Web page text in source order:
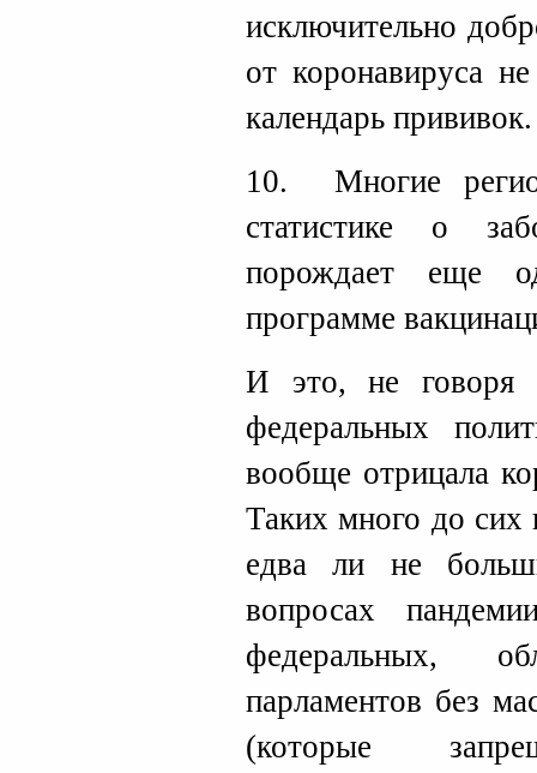
исключительно
от коронавируса
календарь прививок.
10. Многие
статистике о
порождает еще
программе
И это, не говоря
федеральных
вообще отрицала
Таких много до
едва ли не
вопросах
федеральных,
парламентов без
(которые